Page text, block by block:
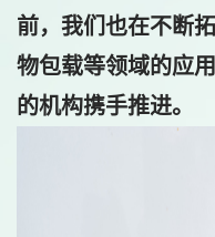
前，我们也在不断
物包载等领域的应
的机构携手推进。